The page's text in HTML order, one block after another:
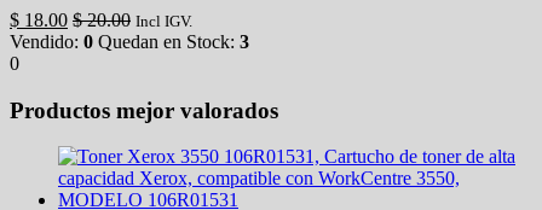
$ 18.00 $20.00 Incl IGV.
Vendido: 0 Quedan en Stock: 3
0
Productos mejor valorados